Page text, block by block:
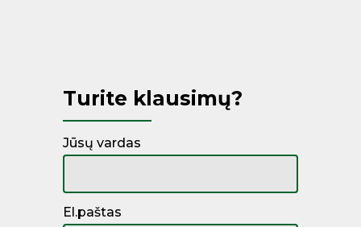
Turite klausimų?
Jūsų vardas
El.paštas